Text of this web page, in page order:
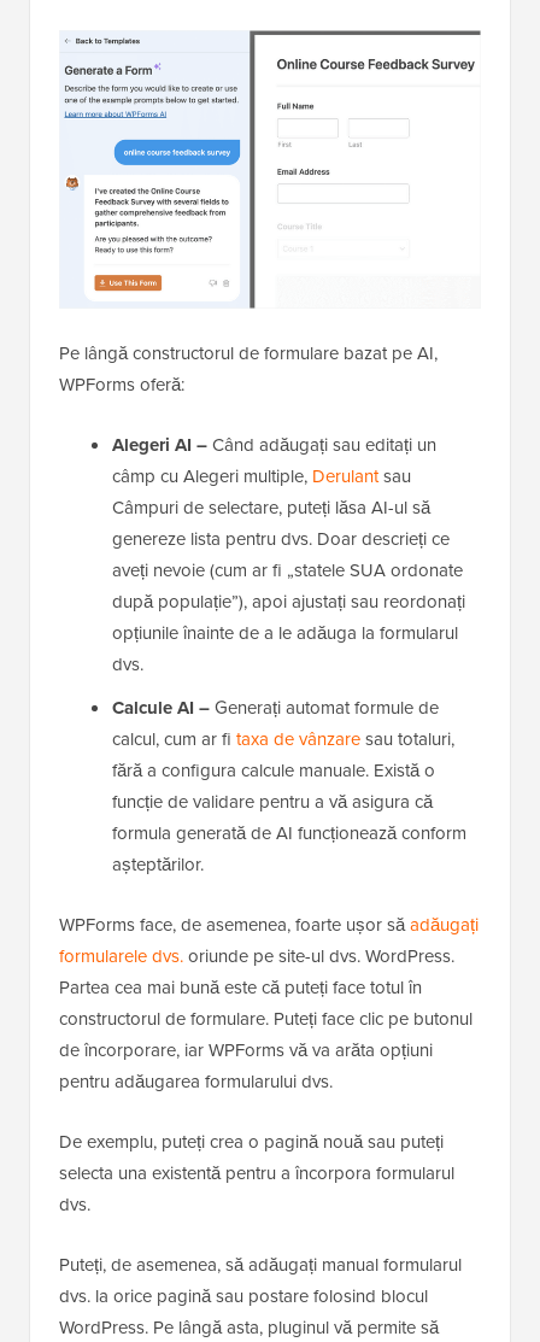
Pe lângă constructorul de formulare bazat pe AI,
WPForms oferă:
Alegeri AI –Când adăugați sau editați un
câmp cu Alegeri multiple, Derulantsau
Câmpuri de selectare, puteți lăsa AI-ul să
genereze lista pentru dvs. Doar descrieți ce
aveți nevoie (cum ar fi „statele SUA ordonate
după populație”), apoi ajustați sau reordonați
opțiunile înainte de a le adăuga la formularul
dvs.
Calcule AI –Generați automat formule de
calcul, cum ar fi taxa de vânzaresau totaluri,
fără a configura calcule manuale. Există o
funcție de validare pentru a vă asigura că
formula generată de AI funcționează conform
așteptărilor.
WPForms face, de asemenea, foarte ușor săadăugați
formularele dvs.oriunde pe site-ul dvs. WordPress.
Partea cea mai bună este că puteți face totul în
constructorul de formulare. Puteți face clic pe butonul
de încorporare, iar WPForms vă va arăta opțiuni
pentru adăugarea formularului dvs.
De exemplu, puteți crea o pagină nouă sau puteți
selecta una existentă pentru a încorpora formularul
dvs.
Puteți, de asemenea, să adăugați manual formularul
dvs. la orice pagină sau postare folosind blocul
WordPress. Pe lângă asta, pluginul vă permite să